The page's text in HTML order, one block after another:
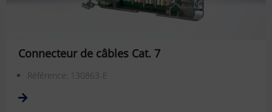
Connecteur de câbles Cat. 7
Référence: 130863-E